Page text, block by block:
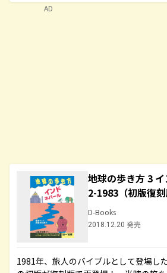
地球の歩き方 3
2-1983（初版復刻
D-Books
2018.12.20 発売
1981年、旅人のバイブルとして登場し
AD